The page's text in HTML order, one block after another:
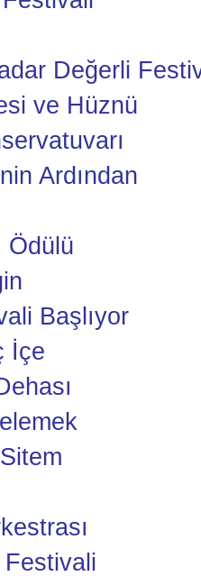
Değerli
ve Hüznü
Ardından
Ödülü
Başlıyor
İçe
Festivali